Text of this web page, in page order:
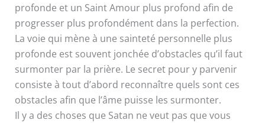
profonde et un Saint Amour plus profond afin de
progresser plus profondément dans la perfection.
La voie qui mène à une sainteté personnelle plus
profonde est souvent jonchée d’obstacles qu’il faut
surmonter par la prière. Le secret pour y parvenir
consiste à tout d’abord reconnaître quels sont ces
obstacles afin que l’âme puisse les surmonter.
Il y a des choses que Satan ne veut pas que vous